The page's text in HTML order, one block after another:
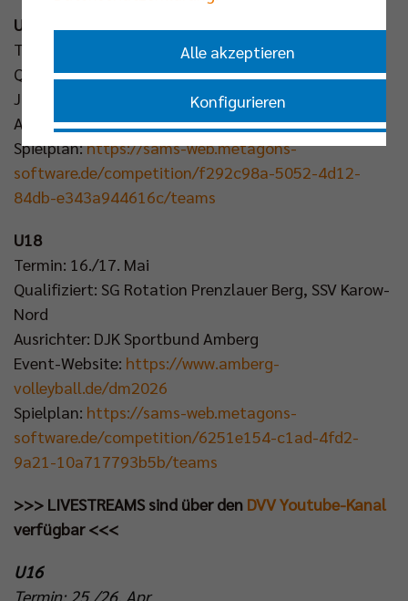
U14
Termin: 16./17. Mai
Qualifiziert: Berliner Volleyballverein Vorwärts, SCC
JUNIORS
Ausrichter: ASV Dachau
Spielplan:https://sams-web.metagons-
software.de/competition/f292c98a-5052-4d12-
84db-e343a944616c/teams
U18
Termin: 16./17. Mai
Qualifiziert: SG Rotation Prenzlauer Berg, SSV Karow-
Nord
Ausrichter: DJK Sportbund Amberg
Event-Website: https://www.amberg-
volleyball.de/dm2026
Spielplan: https://sams-web.metagons-
software.de/competition/6251e154-c1ad-4fd2-
9a21-10a717793b5b/teams
>>> LIVESTREAMS sind über den DVV Youtube-Kanal
verfügbar <<<
U16
Termin: 25./26. Apr
Alle akzeptieren
Konfigurieren
Nur essenzielle Cookies akzeptieren
Impressum|Datenschutzerklärung